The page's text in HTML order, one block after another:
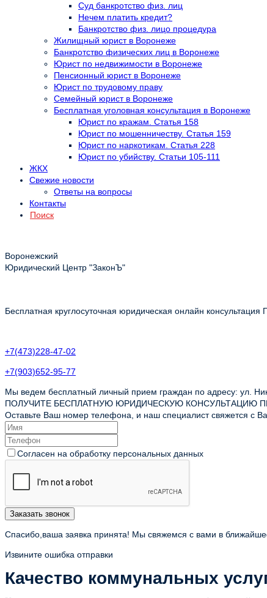
Суд банкротство физ. лиц
Нечем платить кредит?
Банкротство физ. лицо процедура
Жилищный юрист в Воронеже
Банкротство физических лиц в Воронеже
Юрист по недвижимости в Воронеже
Пенсионный юрист в Воронеже
Юрист по трудовому праву
Семейный юрист в Воронеже
Бесплатная уголовная консультация в Воронеже
Юрист по кражам. Статья 158
Юрист по мошенничеству. Статья 159
Юрист по наркотикам. Статья 228
Юрист по убийству. Статьи 105-111
ЖКХ
Свежие новости
Ответы на вопросы
Контакты
Поиск
Воронежский
Юридический Центр "ЗаконЪ"
Бесплатная круглосуточная юридическая онлайн
+7(473)228-47-02
+7(903)652-95-77
Мы ведем бесплатный личный прием граждан по адресу: ул.
ПОЛУЧИТЕ БЕСПЛАТНУЮ ЮРИДИЧЕСКУЮ КОНСУЛЬТАЦИЮ
Оставьте Ваш номер телефона, и наш специалист свяжется с
Согласен на обработку персональных данных
Заказать звонок
Спасибо,ваша заявка принята! Мы свяжемся с вами в
Извините ошибка отправки
Качество коммунальных